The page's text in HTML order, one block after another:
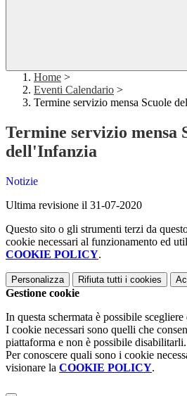
Home >
Eventi Calendario >
Termine servizio mensa Scuole
Termine servizio mensa
dell'Infanzia
Notizie
Ultima revisione il 31-07-2020
Questo sito o gli strumenti terzi da
cookie necessari al funzionamento ed
COOKIE POLICY.
Personalizza Rifiuta tutti i cookies
Gestione cookie
In questa schermata è possibile
I cookie necessari sono quelli che
piattaforma e non è possibile disabilitarli.
Per conoscere quali sono i cookie
visionare la COOKIE POLICY.